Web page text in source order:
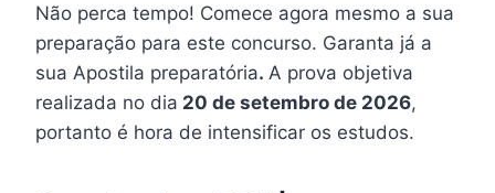
Não perca tempo! Comece agora mesmo a sua
preparação para este concurso. Garanta já a
sua Apostila preparatória. A prova objetiva
realizada no dia 20 de setembro de 2026,
portanto é hora de intensificar os estudos.